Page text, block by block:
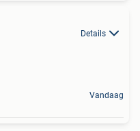
Details
Vandaag